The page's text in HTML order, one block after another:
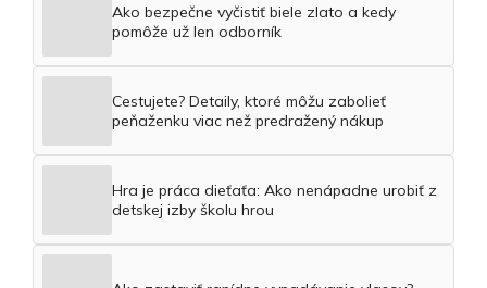
Ako bezpečne vyčistiť biele zlato a kedy
pomôže už len odborník
Cestujete? Detaily, ktoré môžu zabolieť
peňaženku viac než predražený nákup
Hra je práca dieťaťa: Ako nenápadne urobiť z
detskej izby školu hrou